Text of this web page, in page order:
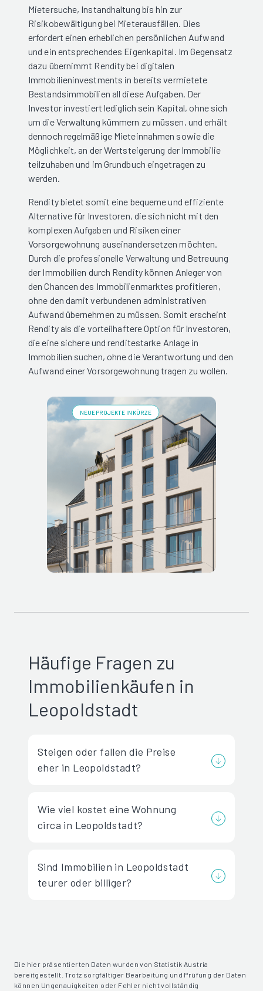
Mietersuche, Instandhaltung bis hin zur
Risikobewältigung bei Mieterausfällen. Dies
erfordert einen erheblichen persönlichen Aufwand
und ein entsprechendes Eigenkapital. Im Gegensatz
dazu übernimmt Rendity bei digitalen
Immobilieninvestments in bereits vermietete
Bestandsimmobilien all diese Aufgaben. Der
Investor investiert lediglich sein Kapital, ohne sich
um die Verwaltung kümmern zu müssen, und erhält
dennoch regelmäßige Mieteinnahmen sowie die
Möglichkeit, an der Wertsteigerung der Immobilie
teilzuhaben und im Grundbuch eingetragen zu
werden.
Rendity bietet somit eine bequeme und effiziente
Alternative für Investoren, die sich nicht mit den
komplexen Aufgaben und Risiken einer
Vorsorgewohnung auseinandersetzen möchten.
Durch die professionelle Verwaltung und Betreuung
der Immobilien durch Rendity können Anleger von
den Chancen des Immobilienmarktes profitieren,
ohne den damit verbundenen administrativen
Aufwand übernehmen zu müssen. Somit erscheint
Rendity als die vorteilhaftere Option für Investoren,
die eine sichere und renditestarke Anlage in
Immobilien suchen, ohne die Verantwortung und den
Aufwand einer Vorsorgewohnung tragen zu wollen.
NEUE PROJEKTE IN KÜRZE
Häufige Fragen zu
Immobilienkäufen in
Leopoldstadt
Steigen oder fallen die Preise
eher in Leopoldstadt?
Wie viel kostet eine Wohnung
circa in Leopoldstadt?
Sind Immobilien in Leopoldstadt
teurer oder billiger?
Die hier präsentierten Daten wurden von Statistik Austria
bereitgestellt. Trotz sorgfältiger Bearbeitung und Prüfung der Daten
können Ungenauigkeiten oder Fehler nicht vollständig